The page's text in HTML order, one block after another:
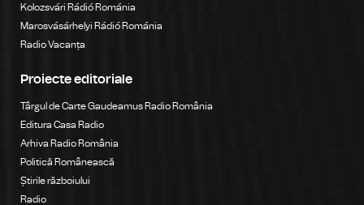
Kolozsvári Rádió Románia
Marosvásárhelyi Rádió Románia
Radio Vacanța
Proiecte editoriale
Târgul de Carte Gaudeamus Radio România
Editura Casa Radio
Arhiva Radio România
Politică Românească
Știrile războiului
Radio